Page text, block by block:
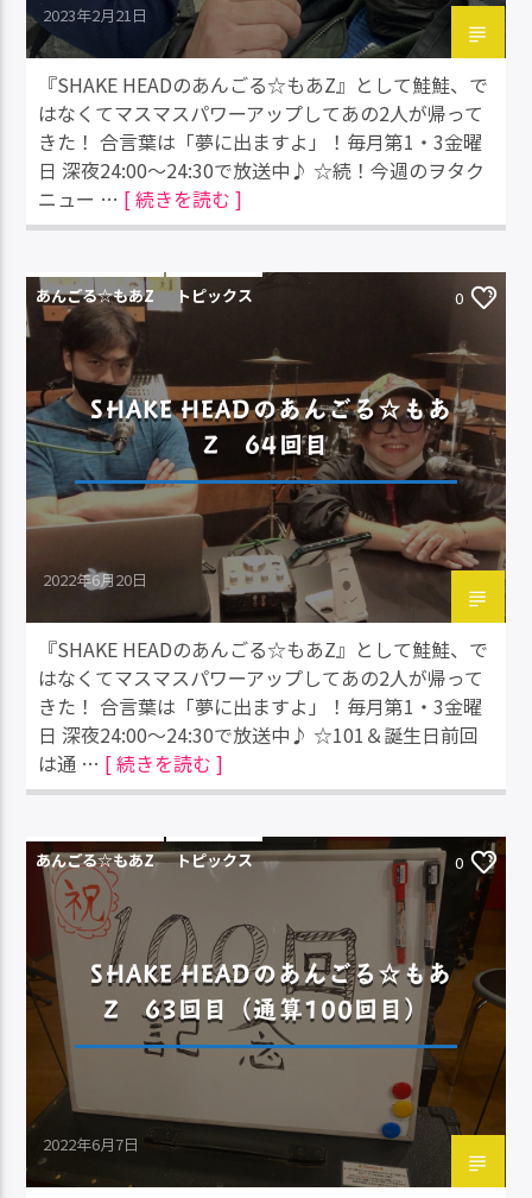
2023年2月21日
『SHAKE HEADのあんごる☆もあZ』として鮭鮭、で
はなくてマスマスパワーアップしてあの2人が帰って
きた！ 合言葉は「夢に出ますよ」！毎月第1・3金曜
日 深夜24:00～24:30で放送中♪ ☆続！今週のヲタク
ニュー … [ 続きを読む ]
あんごる☆もあZ トピックス 0
SHAKE HEADのあんごる☆もあ
Z 64回目
2022年6月20日
『SHAKE HEADのあんごる☆もあZ』として鮭鮭、で
はなくてマスマスパワーアップしてあの2人が帰って
きた！ 合言葉は「夢に出ますよ」！毎月第1・3金曜
日 深夜24:00～24:30で放送中♪ ☆101＆誕生日前回
は通 … [ 続きを読む ]
あんごる☆もあZ トピックス 0
SHAKE HEADのあんごる☆もあ
Z 63回目（通算100回目）
2022年6月7日